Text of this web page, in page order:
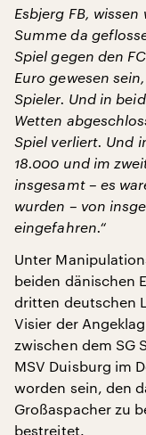
Esbjerg FB,
Summe da
Spiel gegen den
Euro gewesen
Spieler. Und in
Wetten
Spiel verliert. Und
18.000 und im
insgesamt – es
wurden – von
eingefahren.“
Unter
beiden dänischen
dritten deutschen
Visier der
zwischen dem SG
MSV Duisburg im
worden sein, den
Großaspacher zu
bestreitet.